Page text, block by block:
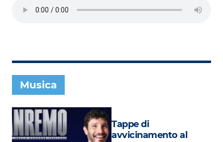
Radio Suby
Foto
Speciali
Oroscopo
Musica
Tappe di
avvicinamento al